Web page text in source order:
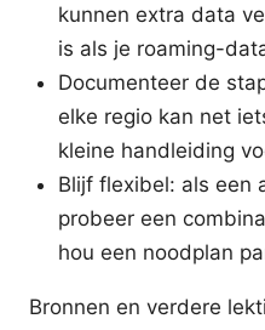
kunnen extra data
is als je roaming-
Documenteer de
elke regio kan net
kleine handleiding
Blijf flexibel: als een
probeer een
hou een noodplan
Bronnen en verdere